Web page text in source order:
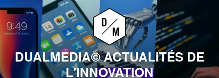
Aller
au
contenu
DUALMEDIA© ACTUALITÉS DE
L'INNOVATION